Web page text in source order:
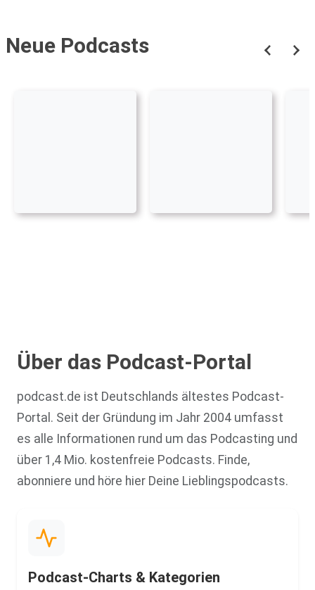
Neue Podcasts
Über das Podcast-Portal
podcast.de ist Deutschlands ältestes Podcast-
Portal. Seit der Gründung im Jahr 2004 umfasst
es alle Informationen rund um das Podcasting und
über 1,4 Mio. kostenfreie Podcasts. Finde,
abonniere und höre hier Deine Lieblingspodcasts.
Podcast-Charts & Kategorien